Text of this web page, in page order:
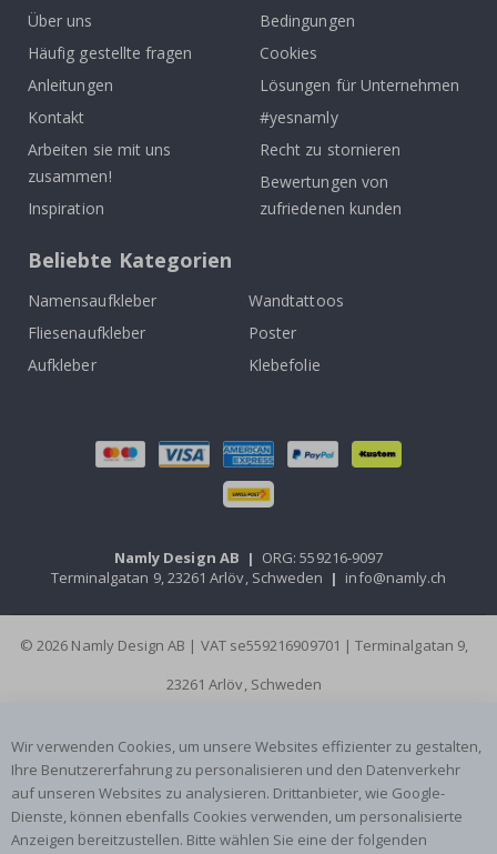
Über uns
Häufig gestellte fragen
Anleitungen
Kontakt
Arbeiten sie mit uns
zusammen!
Inspiration
Bedingungen
Cookies
Lösungen für Unternehmen
#yesnamly
Recht zu stornieren
Bewertungen von
zufriedenen kunden
Beliebte Kategorien
Namensaufkleber
Wandtattoos
Fliesenaufkleber
Poster
Aufkleber
Klebefolie
Namly Design AB | ORG: 559216-9097
Terminalgatan 9, 23261 Arlöv, Schweden | info@namly.ch
© 2026 Namly Design AB | VAT se559216909701 | Terminalgatan 9,
23261 Arlöv, Schweden
Wir verwenden Cookies, um unsere Websites effizienter zu gestalten,
Ihre Benutzererfahrung zu personalisieren und den Datenverkehr
auf unseren Websites zu analysieren. Drittanbieter, wie Google-
Dienste, können ebenfalls Cookies verwenden, um personalisierte
Anzeigen bereitzustellen. Bitte wählen Sie eine der folgenden